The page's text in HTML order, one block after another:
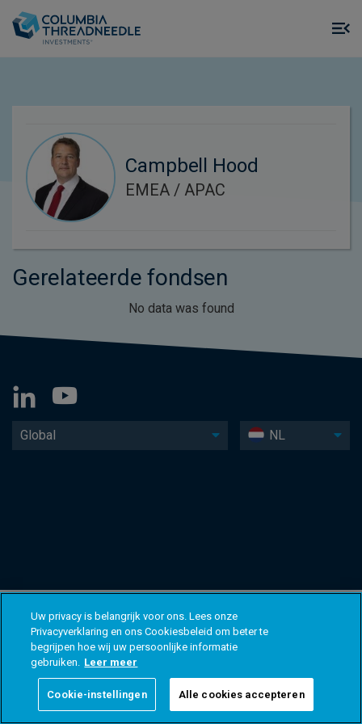
Campbell Hood
EMEA / APAC
Gerelateerde fondsen
No data was found
Global NL
Uw privacy is belangrijk voor ons. Lees onze
Privacyverklaring en ons Cookiesbeleid om beter te
begrijpen hoe wij uw persoonlijke informatie
gebruiken. Leer meer
Cookie-instellingen Alle cookies accepteren